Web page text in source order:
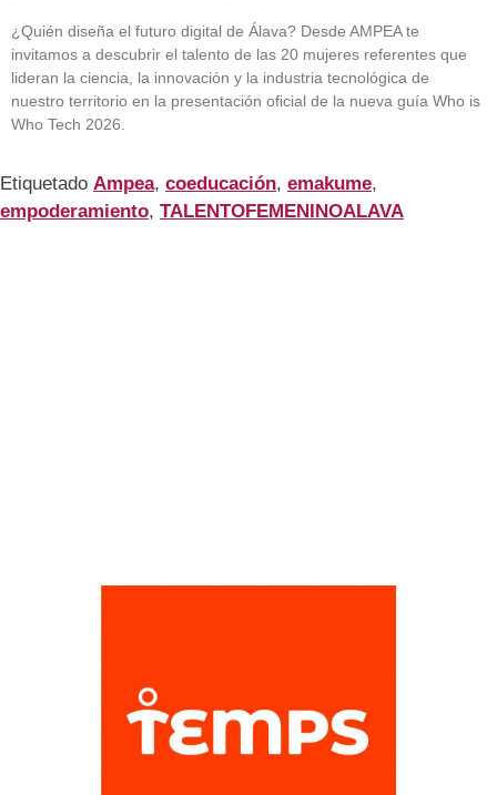
¿Quién diseña el futuro digital de Álava? Desde AMPEA te
invitamos a descubrir el talento de las 20 mujeres referentes que
lideran la ciencia, la innovación y la industria tecnológica de
nuestro territorio en la presentación oficial de la nueva guía Who is
Who Tech 2026.
Etiquetado Ampea, coeducación, emakume,
empoderamiento, TALENTOFEMENINOALAVA